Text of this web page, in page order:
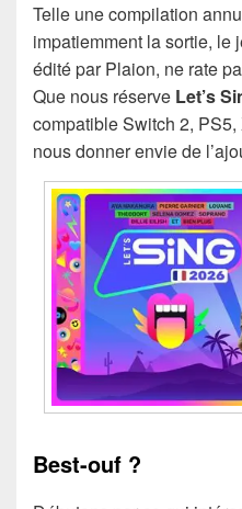
Telle une compilation
impatiemment la sortie, le
édité par Plaion, ne rate
Que nous réserve Let’s
compatible Switch 2,
nous donner envie de
Best-ouf ?